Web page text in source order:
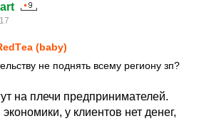
(baby)
не поднять всему региону зп?
на плечи предпринимателей.
у клиентов нет денег,